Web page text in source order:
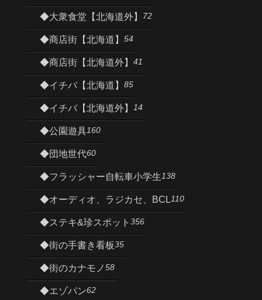
◆大衆食堂【北海道外】 72
◆商店街【北海道】 54
◆商店街【北海道外】 41
◆イチバ【北海道】 85
◆イチバ【北海道外】 14
◆公園遊具160
◆団地世代60
◆フラッシャー自転車小学生138
◆オーディオ、ラジカセ、BCL110
◆ステキ&珍スポット 356
◆街の手書き看板35
◆街のカナモノ58
◆エゾパン62